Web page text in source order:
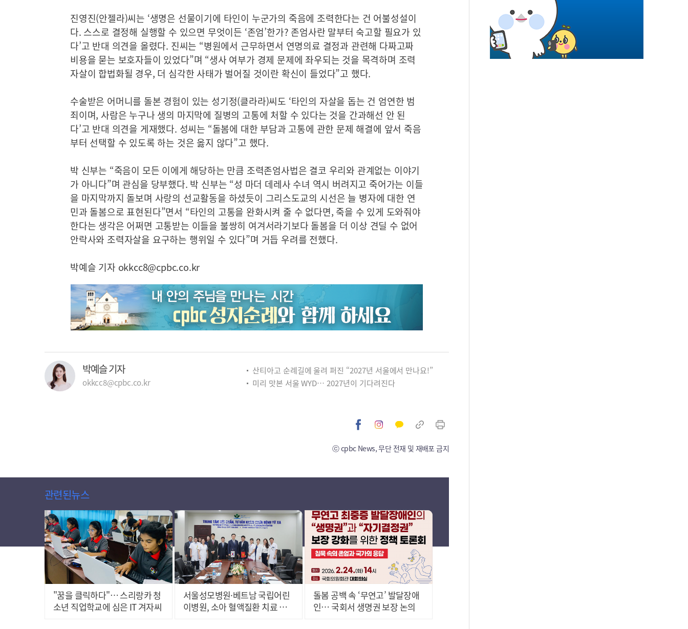
진영진(안젤라)씨는 ‘생명은 선물이기에 타인이 누군가의 죽음에 조력한다는 건 어불성설이
다. 스스로 결정해 실행할 수 있으면 무엇이든 ‘존엄’한가? 존엄사란 말부터 숙고할 필요가 있
다’고 반대 의견을 올렸다. 진씨는 “병원에서 근무하면서 연명의료 결정과 관련해 다짜고짜
비용을 묻는 보호자들이 있었다”며 “생사 여부가 경제 문제에 좌우되는 것을 목격하며 조력
자살이 합법화될 경우, 더 심각한 사태가 벌어질 것이란 확신이 들었다”고 했다.
수술받은 어머니를 돌본 경험이 있는 성기정(클라라)씨도 ‘타인의 자살을 돕는 건 엄연한 범
죄이며, 사람은 누구나 생의 마지막에 질병의 고통에 처할 수 있다는 것을 간과해선 안 된
다’고 반대 의견을 게재했다. 성씨는 “돌봄에 대한 부담과 고통에 관한 문제 해결에 앞서 죽음
부터 선택할 수 있도록 하는 것은 옳지 않다”고 했다.
박 신부는 “죽음이 모든 이에게 해당하는 만큼 조력존엄사법은 결코 우리와 관계없는 이야기
가 아니다”며 관심을 당부했다. 박 신부는 “성 마더 데레사 수녀 역시 버려지고 죽어가는 이들
을 마지막까지 돌보며 사랑의 선교활동을 하셨듯이 그리스도교의 시선은 늘 병자에 대한 연
민과 돌봄으로 표현된다”면서 “타인의 고통을 완화시켜 줄 수 없다면, 죽을 수 있게 도와줘야
한다는 생각은 어쩌면 고통받는 이들을 불쌍히 여겨서라기보다 돌봄을 더 이상 견딜 수 없어
안락사와 조력자살을 요구하는 행위일 수 있다”며 거듭 우려를 전했다.
박예슬 기자 okkcc8@cpbc.co.kr
박예슬 기자
okkcc8@cpbc.co.kr
산티아고 순례길에 울려 퍼진 “2027년 서울에서 만나요!”
미리 맛본 서울 WYD… 2027년이 기다려진다
ⓒ cpbc News, 무단 전재 및 재배포 금지
관련된뉴스
"꿈을 클릭하다"… 스리랑카 청
소년 직업학교에 심은 IT 겨자씨
서울성모병원·베트남 국립어린
이병원, 소아 혈액질환 치료 협
돌봄 공백 속 ‘무연고’ 발달장애
인… 국회서 생명권 보장 논의